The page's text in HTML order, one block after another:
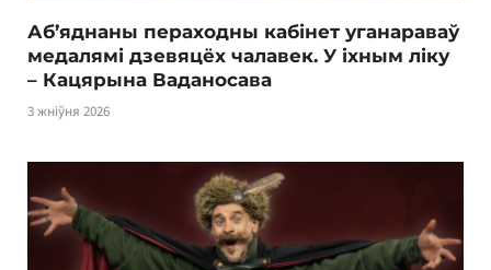
Аб’яднаны пераходны кабінет уганараваў
медалямі дзевяцёх чалавек. У іхным ліку
– Кацярына Ваданосава
3 жніўня 2026